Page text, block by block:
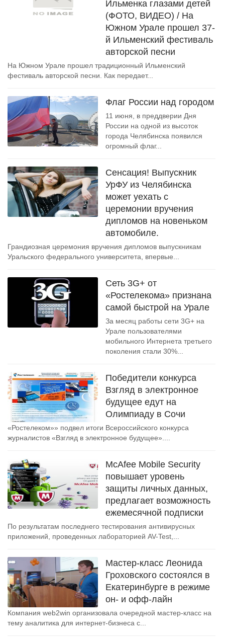
Ильменка глазами детей
(ФОТО, ВИДЕО) / На
Южном Урале прошел 37-
й Ильменский фестиваль
авторской песни
На Южном Урале прошел традиционный Ильменский
фестиваль авторской песни. Как передает...
Флаг России над городом
11 июня, в преддверии Дня
России на одной из высоток
города Челябинска появился
огромный флаг...
Сенсация! Выпускник
УрФУ из Челябинска
может уехать с
церемонии вручения
дипломов на новеньком
автомобиле.
Грандиозная церемония вручения дипломов выпускникам
Уральского федерального университета, впервые...
Сеть 3G+ от
«Ростелекома» признана
самой быстрой на Урале
За месяц работы сети 3G+ на
Урале пользователями
мобильного Интернета третьего
поколения стали 30%...
Победители конкурса
Взгляд в электронное
будущее едут на
Олимпиаду в Сочи
«Ростелеком»» подвел итоги Всероссийского конкурса
журналистов «Взгляд в электронное будущее»....
McAfee Mobile Security
повышает уровень
защиты личных данных,
предлагает возможность
ежемесячной подписки
По результатам последнего тестирования антивирусных
приложений, проведенных лабораторией AV-Test,...
Мастер-класс Леонида
Гроховского состоялся в
Екатеринбурге в режиме
он- и офф-лайн
Компания web2win организовала очередной мастер-класс на
тему аналитика для интернет-бизнеса с...